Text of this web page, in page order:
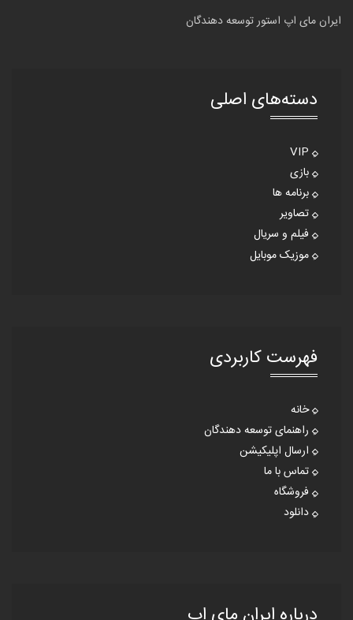
ایران مای اپ استور توسعه دهندگان
دسته‌های اصلی
VIP
بازی
برنامه ها
تصاویر
فیلم و سریال
موزیک موبایل
فهرست کاربردی
خانه
راهنمای توسعه دهندگان
ارسال اپلیکیشن
تماس با ما
فروشگاه
دانلود